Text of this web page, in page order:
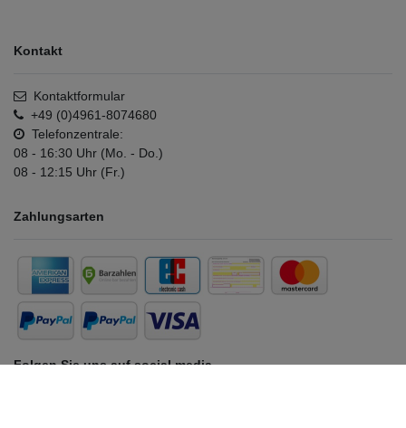
Kontakt
Kontaktformular
+49 (0)4961-8074680
Telefonzentrale:
08 - 16:30 Uhr (Mo. - Do.)
08 - 12:15 Uhr (Fr.)
Zahlungsarten
Folgen Sie uns auf social media